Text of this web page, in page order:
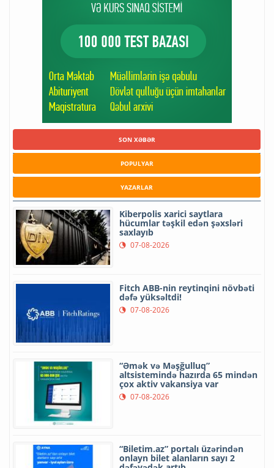
SON XƏBƏR
POPULYAR
YAZARLAR
Kiberpolis xarici saytlara
hücumlar təşkil edən şəxsləri
saxlayıb
07-08-2026
Fitch ABB-nin reytinqini növbəti
dəfə yüksəltdi!
07-08-2026
“Əmək və Məşğulluq”
altsistemində hazırda 65 mindən
çox aktiv vakansiya var
07-08-2026
“Biletim.az” portalı üzərindən
onlayn bilet alanların sayı 2